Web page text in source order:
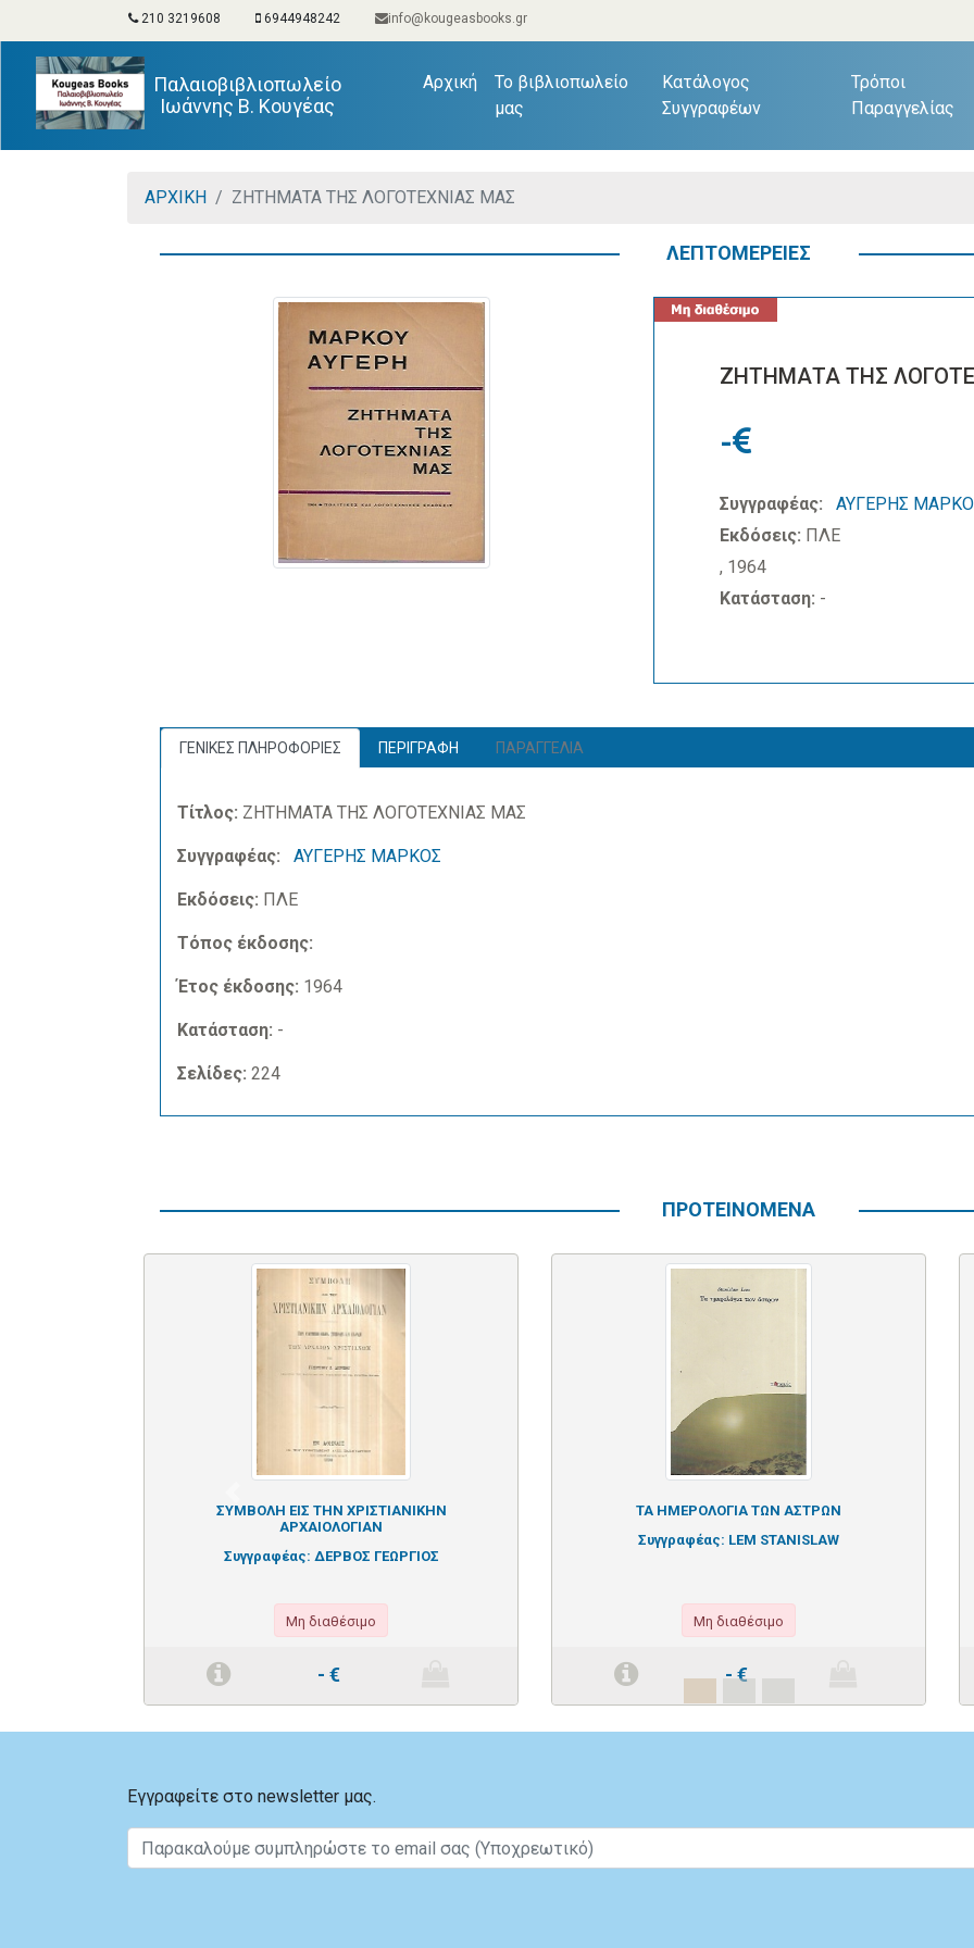
210 3219608 6944948242 info@kougeasbooks.gr
Παλαιοβιβλιοπωλείο
Ιωάννης Β. Κουγέας
Αρχική(current)
Το βιβλιοπωλείο
μας
Κατάλογος
Συγγραφέων
Τρόποι
Παραγγελίας
ΑΡΧΙΚΗ ΖΗΤΗΜΑΤΑ ΤΗΣ ΛΟΓΟΤΕΧΝΙΑΣ ΜΑΣ
ΛΕΠΤΟΜΕΡΕΙΕΣ
ΖΗΤΗΜΑΤΑ ΤΗΣ
-
Συγγραφέας:
ΑΥΓΕΡΗΣ
Εκδόσεις: ΠΛΕ
, 1964
Κατάσταση: -
ΓΕΝΙΚΕΣ ΠΛΗΡΟΦΟΡΙΕΣ ΠΕΡΙΓΡΑΦΗ ΠΑΡΑΓΓΕΛΙΑ
Τίτλος: ΖΗΤΗΜΑΤΑ ΤΗΣ ΛΟΓΟΤΕΧΝΙΑΣ ΜΑΣ
Συγγραφέας: ΑΥΓΕΡΗΣ ΜΑΡΚΟΣ
Εκδόσεις: ΠΛΕ
Τόπος έκδοσης:
Έτος έκδοσης: 1964
Κατάσταση: -
Σελίδες: 224
ΠΡΟΤΕΙΝΟΜΕΝΑ
ΣΥΜΒΟΛΗ ΕΙΣ ΤΗΝ ΧΡΙΣΤΙΑΝΙΚΗΝ
ΑΡΧΑΙΟΛΟΓΙΑΝ
Συγγραφέας: ΔΕΡΒΟΣ ΓΕΩΡΓΙΟΣ
Μη διαθέσιμο
- €
ΤΑ ΗΜΕΡΟΛΟΓΙΑ ΤΩΝ ΑΣΤΡΩΝ
Συγγραφέας: LEM STANISLAW
Μη διαθέσιμο
- €
Previous
Εγγραφείτε στο newsletter μας.